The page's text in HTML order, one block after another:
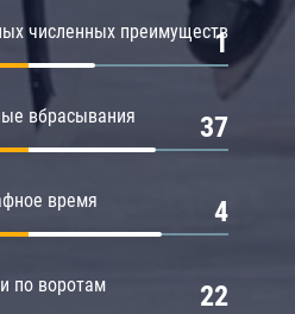
численных преимуществ
1
вбрасывания 37
время 4
по воротам 22